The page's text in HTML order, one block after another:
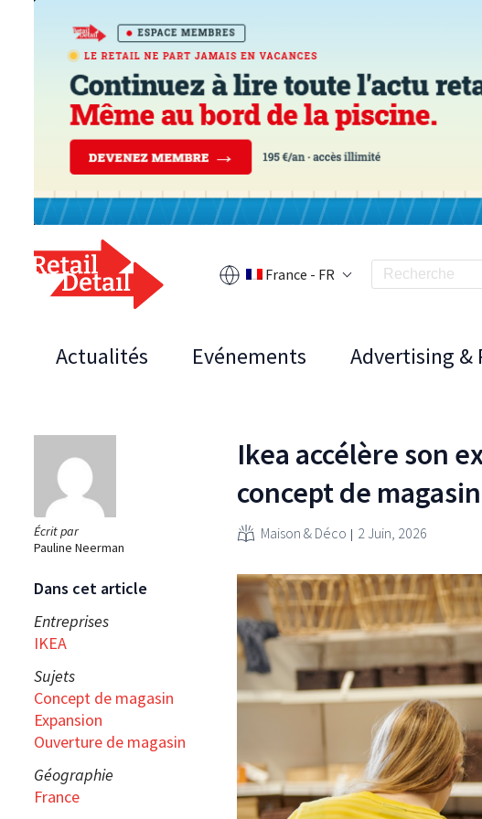
France - FR
Actualités Evénements Advertising &
Écrit par
Pauline Neerman
Dans cet article
Entreprises
IKEA
Sujets
Concept de magasin
Expansion
Ouverture de magasin
Géographie
France
Ikea accélère son
concept de
Maison & Déco 2 Juin, 2026